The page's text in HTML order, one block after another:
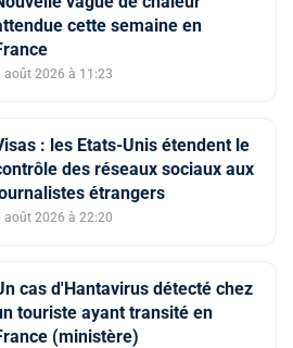
cette semaine en
août 2026 à 11:23
: les Etats-Unis étendent le
des réseaux sociaux aux
étrangers
août 2026 à 22:20
cas d'Hantavirus détecté chez
touriste ayant transité en
(ministère)